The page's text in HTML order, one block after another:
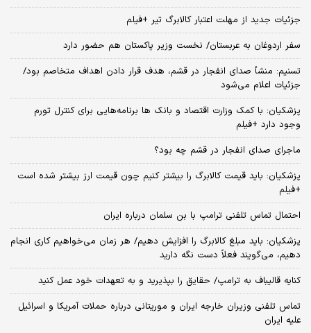
جزئیات جدید از مهلت اعتبار کالابرگ تیر +فیلم
سفر اردوغان به عربستان/ نخست وزیر پاکستان هم حضور دارد
تسنیم: منشأ صدای انفجار در قشم، هدف قرار دادن اهداف متخاصم بود/
جزئیات اعلام می‌شود
پزشکیان: با کمک وزارت اقتصاد و بانک ها برنامه‌هایی برای کنترل تورم
وجود دارد +فیلم
ماجرای صدای انفجار در قشم چه بود؟
پزشکیان: باید قیمت کالابرگ را بیشتر کنیم چون قیمت ارز بیشتر شده است
+فیلم
احتمال تماس تلفنی ترامپ با بن سلمان درباره ایران
پزشکیان: باید مبلغ کالابرگ را افزایش دهیم/ هر زمان می‌خواهیم کاری انجام
دهیم، می‌گویند فعلاً دست نگه دارید
کنایه قالیباف به ترامپ/ حقایق را بپذیرید و به تعهدات خود عمل کنید
تماس تلفنی وزیران خارجه ایران و موریتانی درباره حملات آمریکا و اسرائیل
علیه ایران